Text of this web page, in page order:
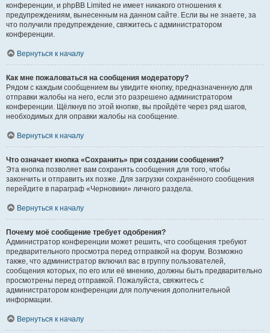
конференции, и phpBB Limited не имеет никакого отношения к
предупреждениям, вынесенным на данном сайте. Если вы не знаете, за
что получили предупреждение, свяжитесь с администратором
конференции.
Вернуться к началу
Как мне пожаловаться на сообщения модератору?
Рядом с каждым сообщением вы увидите кнопку, предназначенную для
отправки жалобы на него, если это разрешено администратором
конференции. Щёлкнув по этой кнопке, вы пройдёте через ряд шагов,
необходимых для оправки жалобы на сообщение.
Вернуться к началу
Что означает кнопка «Сохранить» при создании сообщения?
Эта кнопка позволяет вам сохранять сообщения для того, чтобы
закончить и отправить их позже. Для загрузки сохранённого сообщения
перейдите в параграф «Черновики» личного раздела.
Вернуться к началу
Почему моё сообщение требует одобрения?
Администратор конференции может решить, что сообщения требуют
предварительного просмотра перед отправкой на форум. Возможно
также, что администратор включил вас в группу пользователей,
сообщения которых, по его или её мнению, должны быть предварительно
просмотрены перед отправкой. Пожалуйста, свяжитесь с
администратором конференции для получения дополнительной
информации.
Вернуться к началу